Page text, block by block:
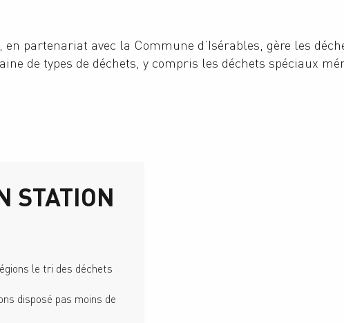
partenariat avec la Commune d’Isérables, gère les
de types de déchets, y compris les déchets spéciaux
STATION
le tri des déchets
disposé pas moins de